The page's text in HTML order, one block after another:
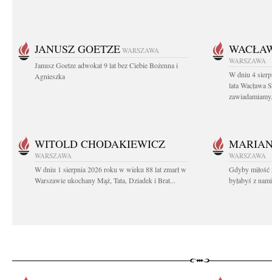
JANUSZ GOETZE WARSZAWA
Janusz Goetze adwokat 9 lat bez Ciebie Bożenna i
Agnieszka
WARSZAWA
W dniu 4
lata Wacława
WITOLD CHODAKIEWICZ
WARSZAWA
W dniu 1 sierpnia 2026 roku w wieku 88 lat zmarł w
Warszawie ukochany Mąż, Tata, Dziadek i Brat...
WARSZAWA
Gdyby miłość
byłabyś z